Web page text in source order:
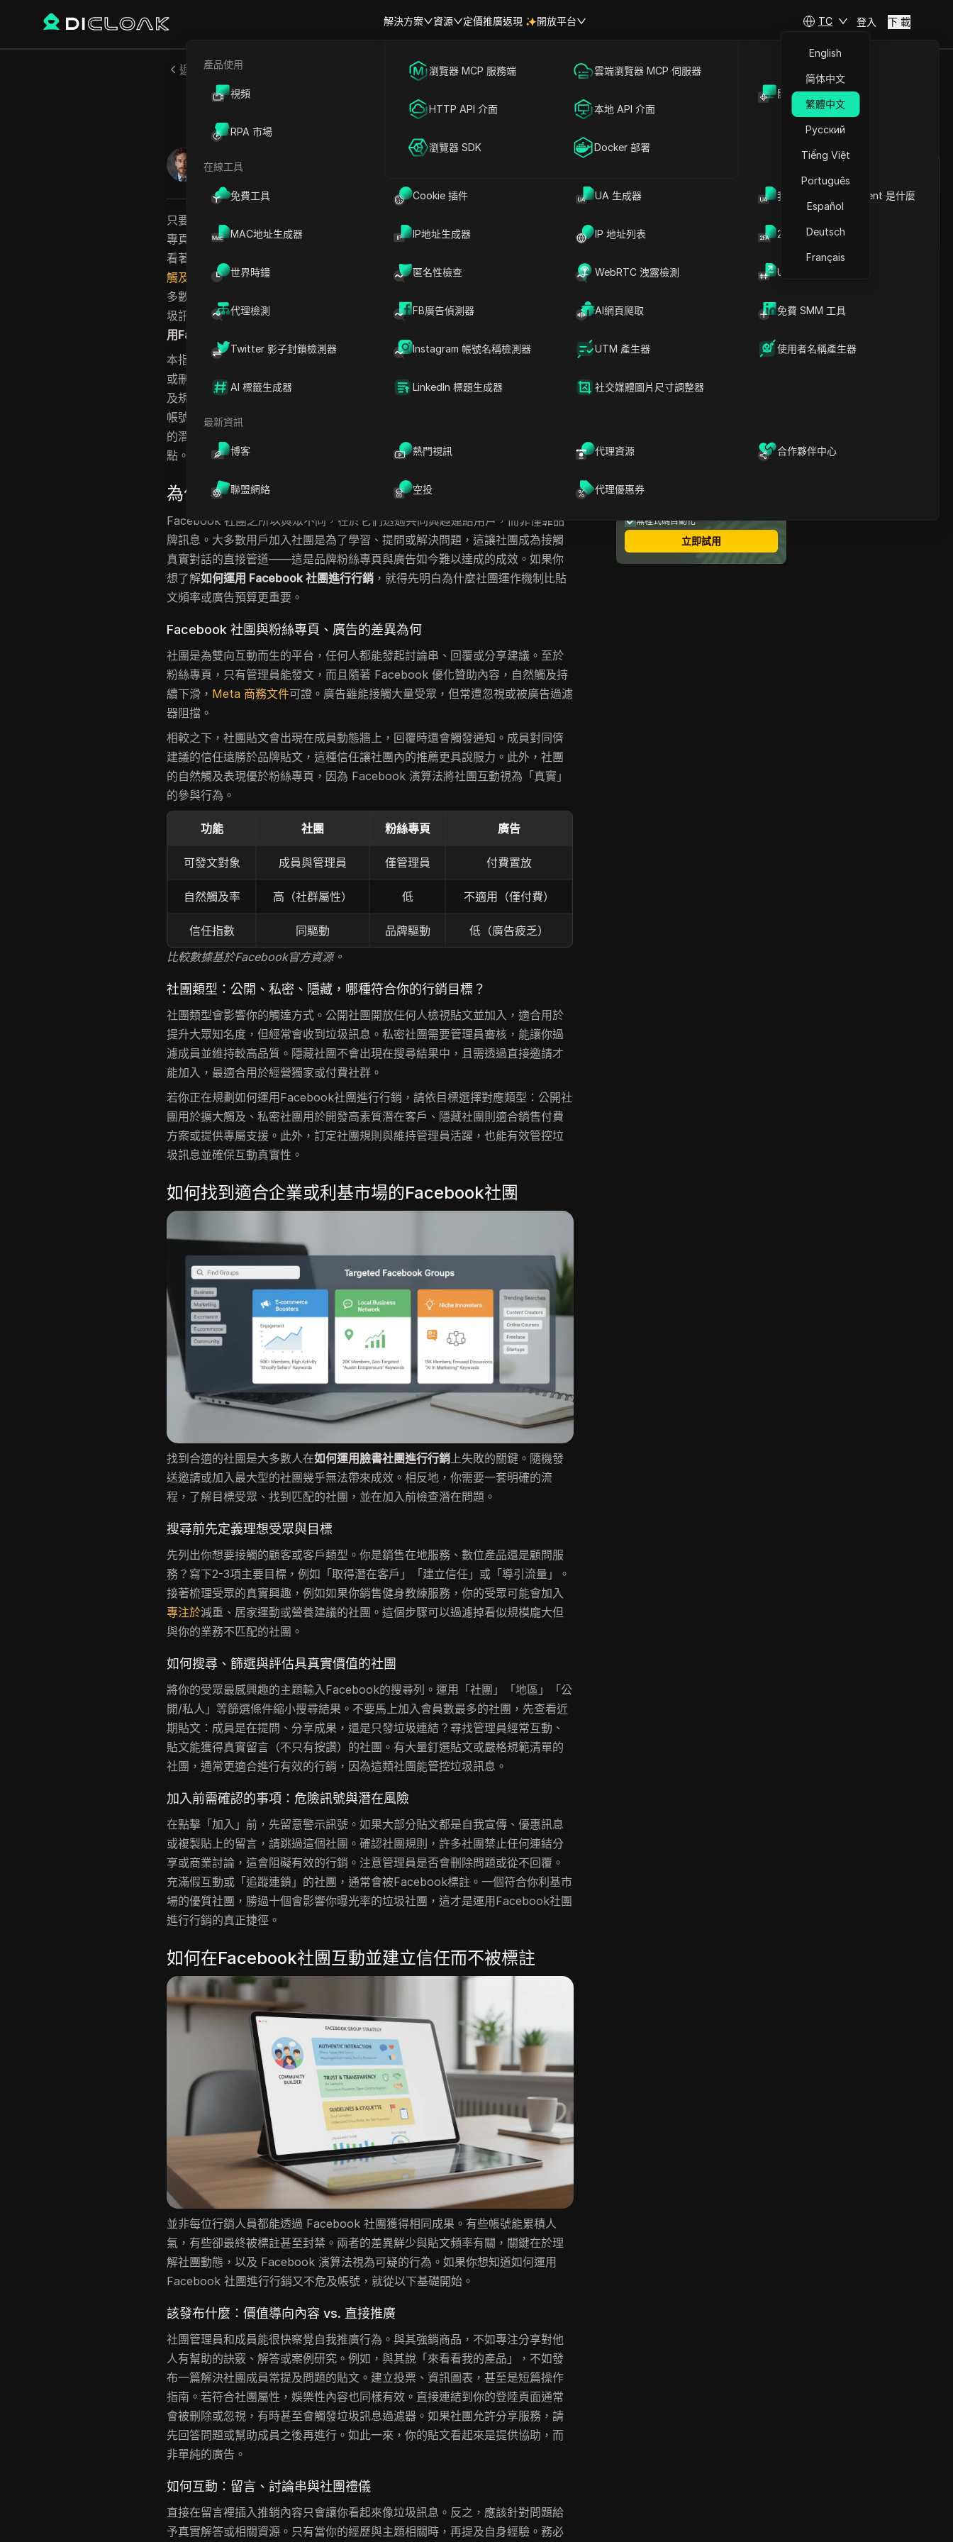
解決方案
海外社媒營銷
廣告投放
帳號共享
資源
產品使用
視頻 開放API
RPA 市場
在線工具
免費工具 Cookie 插件 UA 生成器 我的瀏覽器 User Agent 是什麼
MAC地址生成器 IP地址生成器 IP 地址列表 2FA验证码生成器
世界時鐘 匿名性檢查 WebRTC 洩露檢測 UUID 產生器
代理檢測 FB廣告偵測器 AI網頁爬取 免費 SMM 工具
Twitter 影子封鎖檢測器 Instagram 帳號名稱檢測器 UTM 產生器 使用者名稱產生器
AI 標籤生成器 LinkedIn 標題生成器 社交媒體圖片尺寸調整器
最新資訊
博客 熱門視訊 代理資源 合作夥伴中心
聯盟網絡 空投 代理優惠券
定價推廣返現 開放平台
瀏覽器 MCP 服務端 雲端瀏覽器 MCP 伺服器
HTTP API 介面 本地 API 介面
瀏覽器 SDK Docker 部署
TC
English
简体中文
繁體中文
Русский
Tiếng Việt
Português
Español
Deutsch
Français
登入 下 載
返回
如何運用臉書社團行銷：實步驟、風險與工具
在ChatGPT中開啟
就此頁面提問
就此頁面提問
William Davis
2026年5月
只要懂得正確運用，一個經營得當的Facebook社團，能比一個有1萬個讚的粉絲
專頁帶來更多潛在客戶。社群媒體經理經常花數小時在公開粉絲專頁發文，卻眼
看著觸及率因為Facebook的演算法更新而暴跌（請參閱
觸及率指南）。不過，社團貼文會出現在動態消息中，還能帶動真實討論。但大
多數行銷人員仍會碰壁：貼文被標記、社團成員忽略促銷內容，或是帳號因「垃
圾訊息」行為遭到限制。關鍵不在於運氣或發文頻率，而在於你是否知道
用Facebook社團進行行銷
本指南將拆解實際有效的方法，從找到允許商業貼文的社團，到撰寫不會被埋沒
或刪除的訊息都涵蓋在內。你會了解諸如隱形封鎖與帳號限制這類真實風險，以
及規避這些風險的逐步方法。同時也會介紹頂尖社群媒體團隊用來安全管理多個
帳號的工具，包括DICloak的社群媒體自動化功能。如果你想將社團活動轉化為新
的潛在客戶與業績，而非警告與浪費時間，請繼續閱讀，先了解該檢查哪些重
點。
為什麼Facebook社團現今是強大的行銷管道
Facebook 社團之所以與眾不同，在於它們透過共同興趣連結用戶，而非僅靠品
牌訊息。大多數用戶加入社團是為了學習、提問或解決問題，這讓社團成為接觸
真實對話的直接管道——這是品牌粉絲專頁與廣告如今難以達成的成效。如果你
想了解如何運用 Facebook 社團進行行銷 ，就得先明白為什麼社團運作機制比貼
文頻率或廣告預算更重要。
Facebook 社團與粉絲專頁、廣告的差異為何
社團是為雙向互動而生的平台，任何人都能發起討論串、回覆或分享建議。至於
粉絲專頁，只有管理員能發文，而且隨著 Facebook 優化贊助內容，自然觸及持
續下滑， Meta 商務文件可證。廣告雖能接觸大量受眾，但常遭忽視或被廣告過濾
器阻擋。
相較之下，社團貼文會出現在成員動態牆上，回覆時還會觸發通知。成員對同儕
建議的信任遠勝於品牌貼文，這種信任讓社團內的推薦更具說服力。此外，社團
的自然觸及表現優於粉絲專頁，因為 Facebook 演算法將社團互動視為「真實」
的參與行為。
功能 社團 粉絲專頁 廣告
可發文對象 成員與管理員 僅管理員 付費置放
自然觸及率 高（社群屬性） 低 不適用（僅付費）
信任指數 同驅動 品牌驅動
低（廣告疲乏）
比較數據基於Facebook官方資源。
社團類型：公開、私密、隱藏，哪種符合你的行銷目標？
社團類型會影響你的觸達方式。公開社團開放任何人檢視貼文並加入，適合用於
提升大眾知名度，但經常會收到垃圾訊息。私密社團需要管理員審核，能讓你過
濾成員並維持較高品質。隱藏社團不會出現在搜尋結果中，且需透過直接邀請才
能加入，最適合用於經營獨家或付費社群。
若你正在規劃如何運用Facebook社團進行行銷，請依目標選擇對應類型：公開社
團用於擴大觸及、私密社團用於開發高素質潛在客戶、隱藏社團則適合銷售付費
方案或提供專屬支援。此外，訂定社團規則與維持管理員活躍，也能有效管控垃
圾訊息並確保互動真實性。
如何找到適合企業或利基市場的Facebook社團
找到合適的社團是大多數人在如何運用臉書社團進行行銷 上失敗的關鍵。隨機發
送邀請或加入最大型的社團幾乎無法帶來成效。相反地，你需要一套明確的流
程，了解目標受眾、找到匹配的社團，並在加入前檢查潛在問題。
搜尋前先定義理想受眾與目標
先列出你想要接觸的顧客或客戶類型。你是銷售在地服務、數位產品還是顧問服
務？寫下2-3項主要目標，例如「取得潛在客戶」「建立信任」或「導引流量」。
接著梳理受眾的真實興趣，例如如果你銷售健身教練服務，你的受眾可能會加入
專注於減重、居家運動或營養建議的社團。這個步驟可以過濾掉看似規模龐大但
與你的業務不匹配的社團。
如何搜尋、篩選與評估具真實價值的社團
將你的受眾最感興趣的主題輸入Facebook的搜尋列。運用「社團」「地區」「公
開/私人」等篩選條件縮小搜尋結果。不要馬上加入會員數最多的社團，先查看近
期貼文：成員是在提問、分享成果，還是只發垃圾連結？尋找管理員經常互動、
貼文能獲得真實留言（不只有按讚）的社團。有大量釘選貼文或嚴格規範清單的
社團，通常更適合進行有效的行銷，因為這類社團能管控垃圾訊息。
加入前需確認的事項：危險訊號與潛在風險
在點擊「加入」前，先留意警示訊號。如果大部分貼文都是自我宣傳、優惠訊息
或複製貼上的留言，請跳過這個社團。確認社團規則，許多社團禁止任何連結分
享或商業討論，這會阻礙有效的行銷。注意管理員是否會刪除問題或從不回覆。
充滿假互動或「追蹤連鎖」的社團，通常會被Facebook標註。一個符合你利基市
場的優質社團，勝過十個會影響你曝光率的垃圾社團，這才是運用Facebook社團
進行行銷的真正捷徑。
如何在Facebook社團互動並建立信任而不被標註
並非每位行銷人員都能透過 Facebook 社團獲得相同成果。有些帳號能累積人
氣，有些卻最終被標註甚至封禁。兩者的差異鮮少與貼文頻率有關，關鍵在於理
解社團動態，以及 Facebook 演算法視為可疑的行為。如果你想知道如何運用
Facebook 社團進行行銷又不危及帳號，就從以下基礎開始。
該發布什麼：價值導向內容 vs. 直接推廣
社團管理員和成員能很快察覺自我推廣行為。與其強銷商品，不如專注分享對他
人有幫助的訣竅、解答或案例研究。例如，與其說「來看看我的產品」，不如發
布一篇解決社團成員常提及問題的貼文。建立投票、資訊圖表，甚至是短篇操作
指南。若符合社團屬性，娛樂性內容也同樣有效。直接連結到你的登陸頁面通常
會被刪除或忽視，有時甚至會觸發垃圾訊息過濾器。如果社團允許分享服務，請
先回答問題或幫助成員之後再進行。如此一來，你的貼文看起來是提供協助，而
非單純的廣告。
如何互動：留言、討論串與社團禮儀
直接在留言裡插入推銷內容只會讓你看起來像垃圾訊息。反之，應該針對問題給
予真實解答或相關資源。只有當你的經歷與主題相關時，再提及自身經驗。務必
文章內容
為什麼Facebook社團現今
如何找到適合企業或利基市
並建立信任而不被標註
如何自動化互動並擴大群組
常見問題：運用Facebook
社團行銷的相關疑問
常見問題
最安全的指紋瀏覽器
無程式碼自動化
立即試用